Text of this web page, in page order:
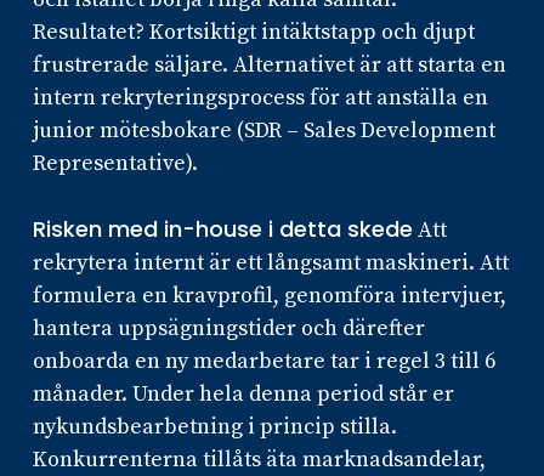
Resultatet? Kortsiktigt intäktstapp och djupt
frustrerade säljare. Alternativet är att starta en
intern rekryteringsprocess för att anställa en
junior mötesbokare (SDR – Sales Development
Representative).
Risken med in-house i detta skede Att
rekrytera internt är ett långsamt maskineri. Att
formulera en kravprofil, genomföra intervjuer,
hantera uppsägningstider och därefter
onboarda en ny medarbetare tar i regel 3 till 6
månader. Under hela denna period står er
nykundsbearbetning i princip stilla.
Konkurrenterna tillåts äta marknadsandelar,